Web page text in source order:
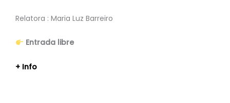
Relatora : Maria Luz Barreiro
Entrada libre
+ Info